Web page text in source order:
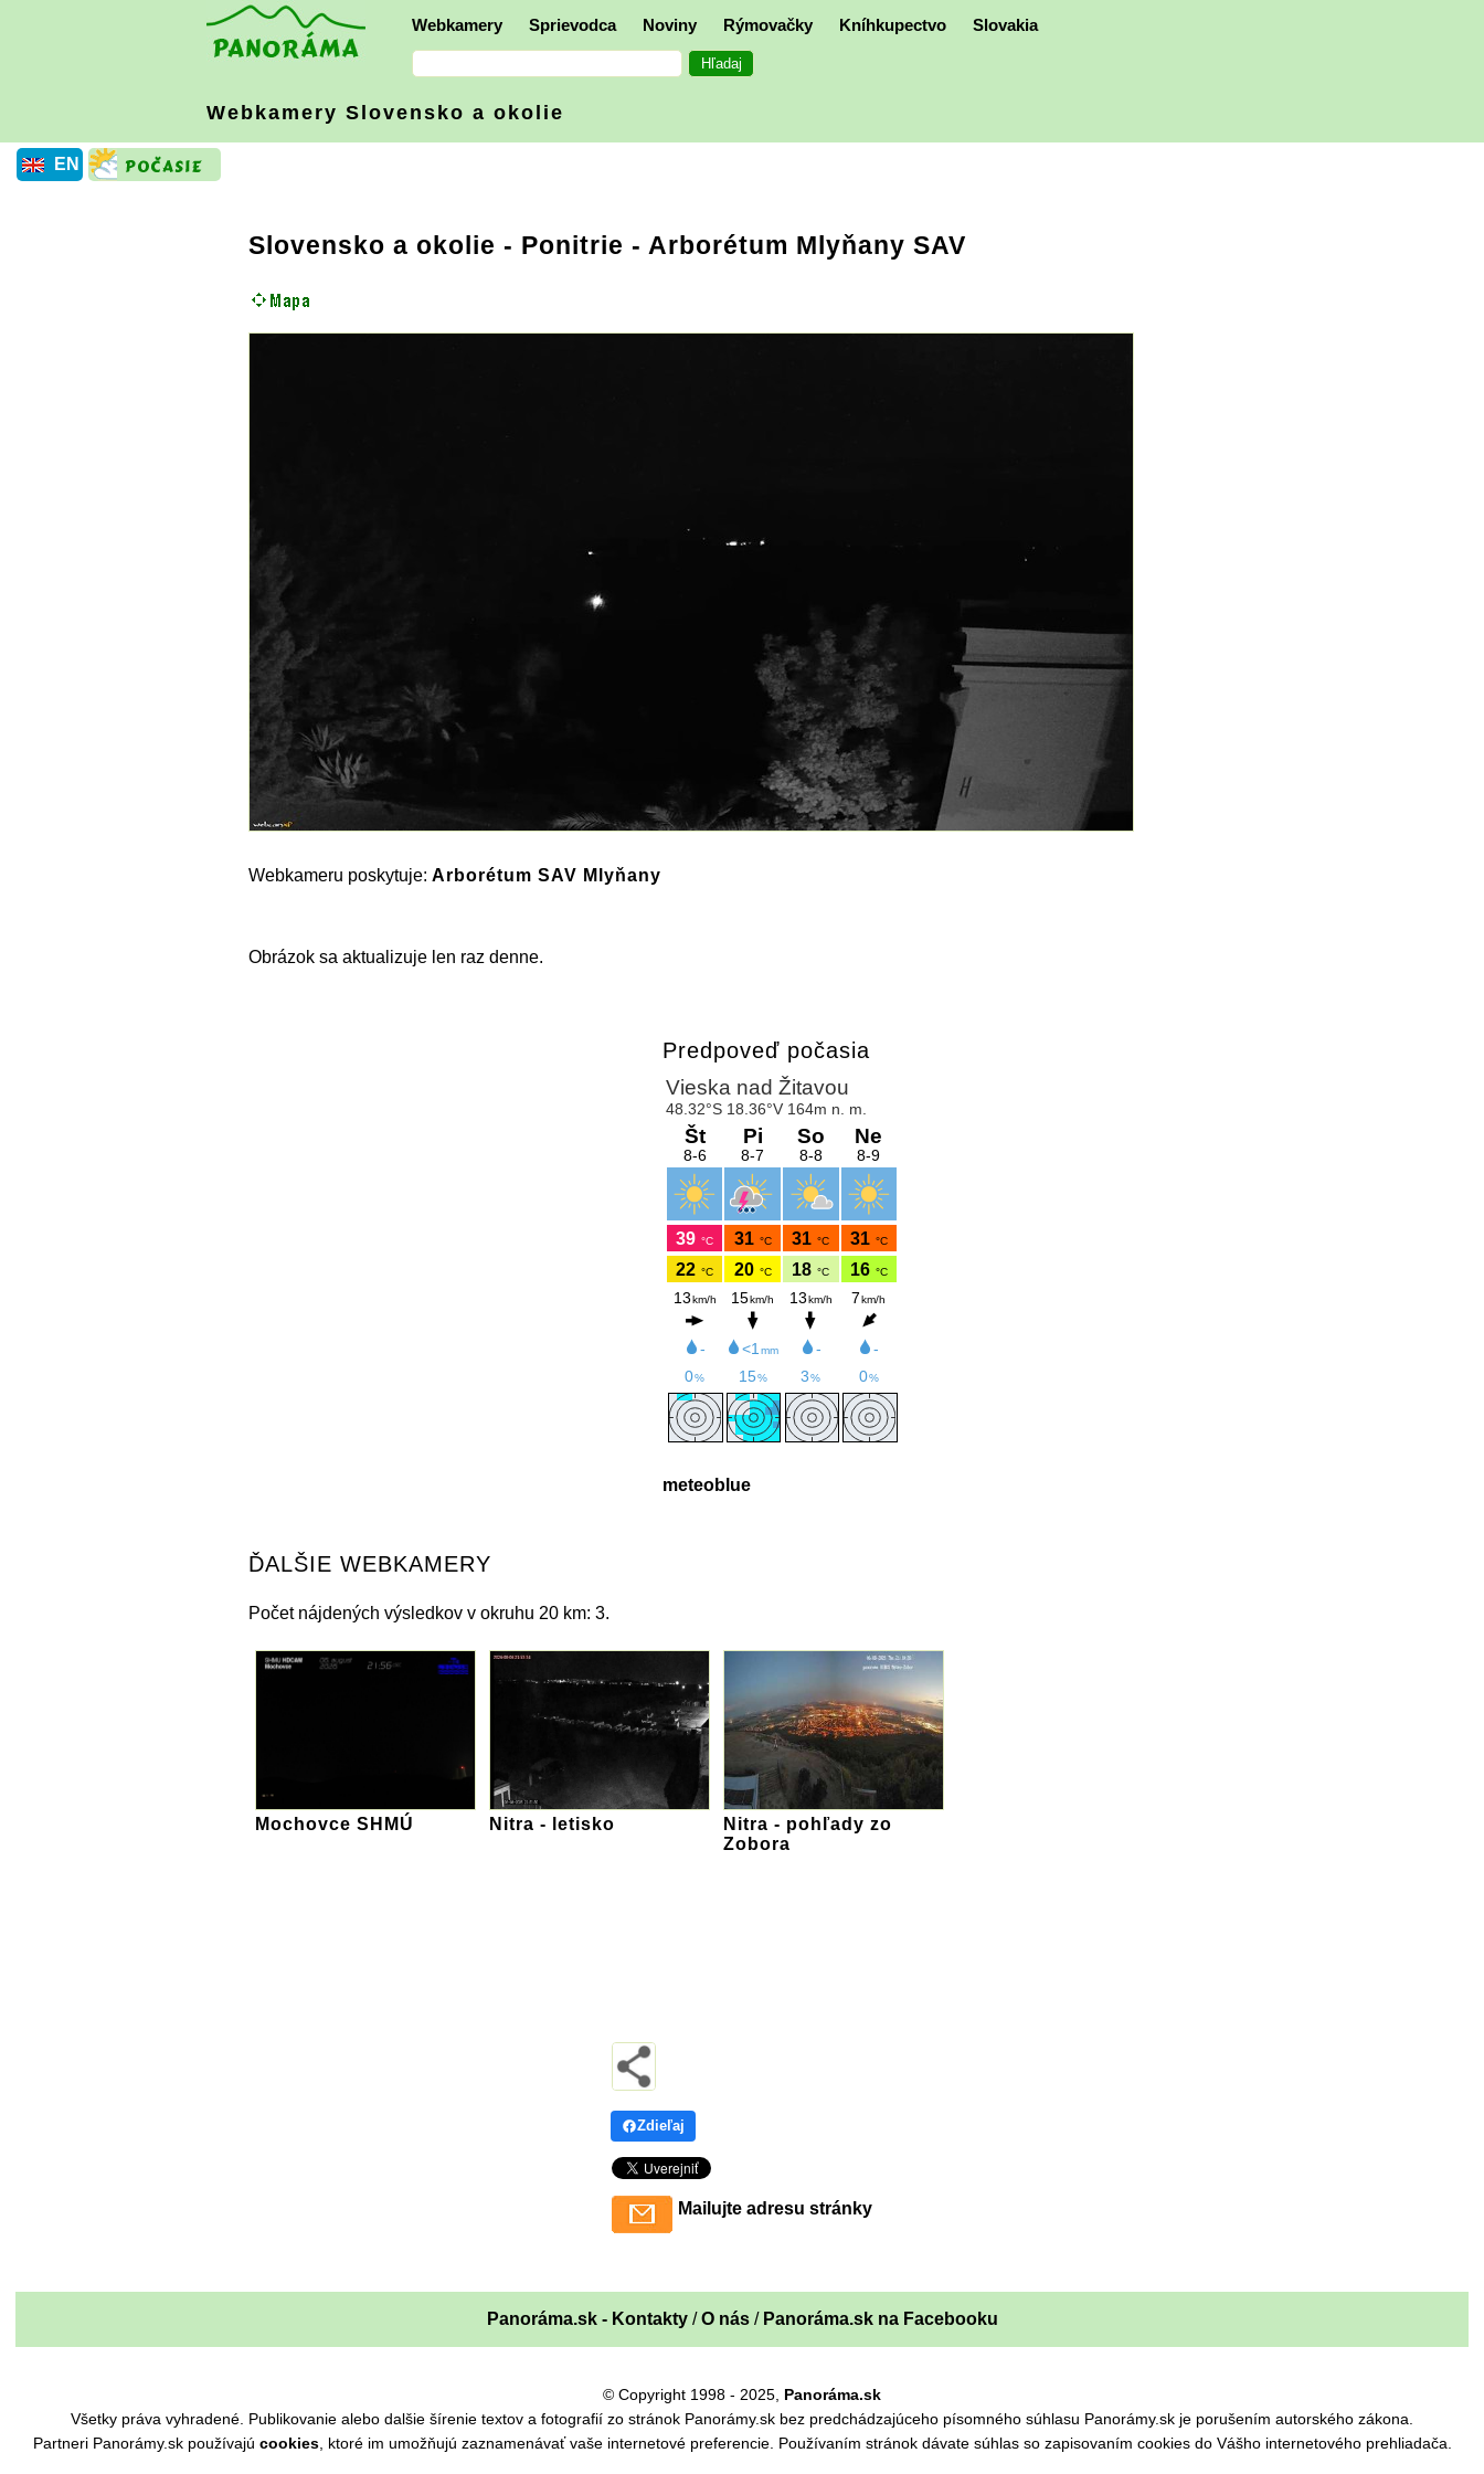
Webkamery Sprievodca Noviny Rýmovačky Kníhkupectvo Slovakia
Webkamery Slovensko a okolie
EN
Slovensko a okolie - Ponitrie - Arborétum Mlyňany SAV
Webkameru poskytuje: Arborétum SAV Mlyňany
Obrázok sa aktualizuje len raz denne.
Predpoveď počasia
meteoblue
ĎALŠIE WEBKAMERY
Počet nájdených výsledkov v okruhu 20 km: 3.
Mochovce SHMÚ Nitra - letisko
Nitra - pohľady zo
Zobora
Zdieľaj
Mailujte adresu stránky
Panoráma.sk - Kontakty/O nás/ Panoráma.sk na Facebooku
© Copyright 1998 - 2025, Panoráma.sk
Všetky práva vyhradené. Publikovanie alebo dalšie šírenie textov a fotografií zo stránok Panorámy.sk bez predchádzajúceho písomného súhlasu Panorámy.sk je porušením autorského zákona.
Partneri Panorámy.sk používajú cookies, ktoré im umožňujú zaznamenávať vaše internetové preferencie. Používaním stránok dávate súhlas so zapisovaním cookies do Vášho internetového prehliadača.